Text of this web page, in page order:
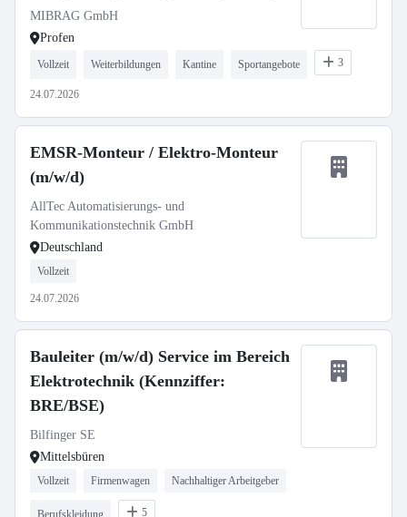
MIBRAG GmbH
Profen
Vollzeit Weiterbildungen Kantine Sportangebote 3
24.07.2026
EMSR-Monteur / Elektro-Monteur
(m/w/d)
AllTec Automatisierungs- und
Kommunikationstechnik GmbH
Deutschland
Vollzeit
24.07.2026
Bauleiter (m/w/d) Service im Bereich
Elektrotechnik (Kennziffer:
BRE/BSE)
Bilfinger SE
Mittelsbüren
Vollzeit Firmenwagen Nachhaltiger Arbeitgeber
Berufskleidung 5